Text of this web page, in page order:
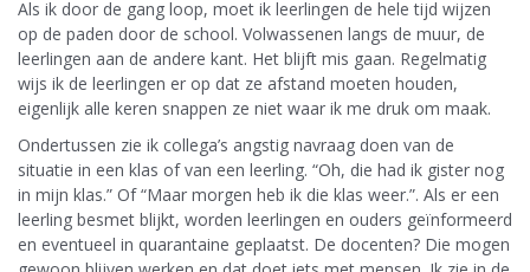
Als ik door de gang loop, moet ik leerlingen de hele tijd wijzen
op de paden door de school. Volwassenen langs de muur, de
leerlingen aan de andere kant. Het blijft mis gaan. Regelmatig
wijs ik de leerlingen er op dat ze afstand moeten houden,
eigenlijk alle keren snappen ze niet waar ik me druk om maak.
Ondertussen zie ik collega’s angstig navraag doen van de
situatie in een klas of van een leerling. “Oh, die had ik gister nog
in mijn klas.” Of “Maar morgen heb ik die klas weer.”. Als er een
leerling besmet blijkt, worden leerlingen en ouders geïnformeerd
en eventueel in quarantaine geplaatst. De docenten? Die mogen